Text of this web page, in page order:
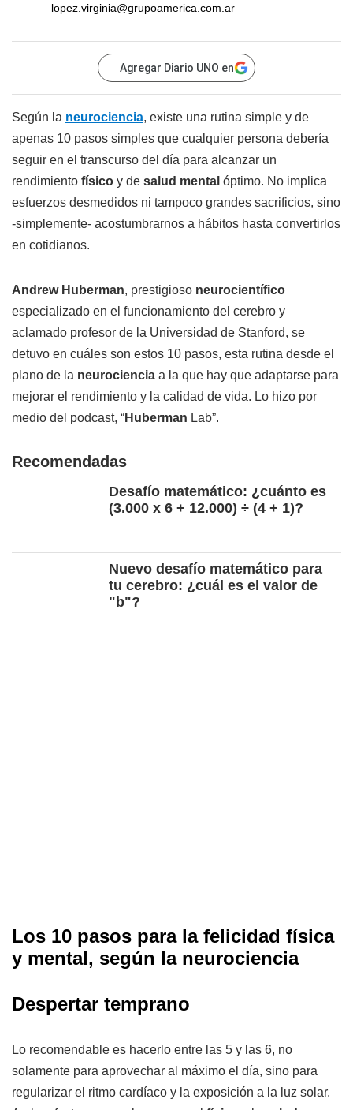
lopez.virginia@grupoamerica.com.ar
Agregar Diario UNO en
Según la neurociencia, existe una rutina simple y de
apenas 10 pasos simples que cualquier persona debería
seguir en el transcurso del día para alcanzar un
rendimiento físico y de salud mental óptimo. No implica
esfuerzos desmedidos ni tampoco grandes sacrificios, sino
-simplemente- acostumbrarnos a hábitos hasta convertirlos
en cotidianos.
Andrew Huberman, prestigioso neurocientífico
especializado en el funcionamiento del cerebro y
aclamado profesor de la Universidad de Stanford, se
detuvo en cuáles son estos 10 pasos, esta rutina desde el
plano de la neurociencia a la que hay que adaptarse para
mejorar el rendimiento y la calidad de vida. Lo hizo por
medio del podcast, “Huberman Lab”.
Recomendadas
Desafío matemático: ¿cuánto es
(3.000 x 6 + 12.000) ÷ (4 + 1)?
Nuevo desafío matemático para
tu cerebro: ¿cuál es el valor de
"b"?
Los 10 pasos para la felicidad física
y mental, según la neurociencia
Despertar temprano
Lo recomendable es hacerlo entre las 5 y las 6, no
solamente para aprovechar al máximo el día, sino para
regularizar el ritmo cardíaco y la exposición a la luz solar.